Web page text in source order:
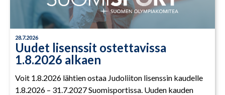
28.7.2026
Uudet lisenssit ostettavissa
1.8.2026 alkaen
Voit 1.8.2026 lähtien ostaa Judoliiton lisenssin kaudelle
1.8.2026 – 31.7.2027 Suomisportissa. Uuden kauden